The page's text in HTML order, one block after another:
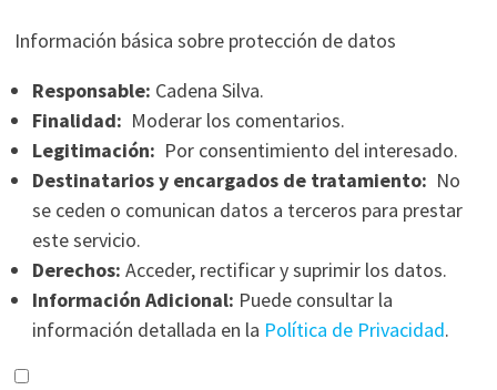
Información básica sobre protección de datos
Responsable: Cadena Silva.
Finalidad: Moderar los comentarios.
Legitimación: Por consentimiento del interesado.
Destinatarios y encargados de tratamiento: No
se ceden o comunican datos a terceros para prestar
este servicio.
Derechos: Acceder, rectificar y suprimir los datos.
Información Adicional: Puede consultar la
información detallada en la Política de Privacidad.